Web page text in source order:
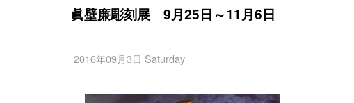
眞壁廉彫刻展 9月25日～11月6日
2016年09月3日 Saturday